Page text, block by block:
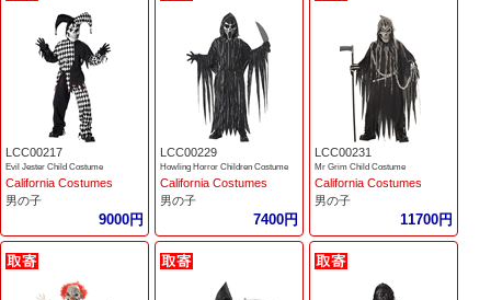
LCC00217
Evil Jester Child Costume
California Costumes
男の子
9000円
LCC00229
Howling Horror Children Costume
California Costumes
男の子
7400円
LCC00231
Mr Grim Child Costume
California Costumes
男の子
11700円